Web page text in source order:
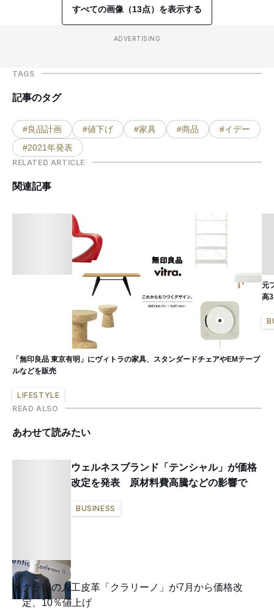
すべての画像（13点）を表示する
ADVERTISING
TAGS
記事のタグ
#良品計画 #値下げ #家具 #商品
#イデー
#2021年発表
RELATED ARTICLE
関連記事
「無印良品 東京有明」にヴィトラの家具、スタンダードチェアやEMテーブ
ルなどを販売
LIFESTYLE
元
高
READ ALSO
あわせて読みたい
ウェルネスブランド「テンシャル」が価格
改定を発表 原材料費高騰などの影響で
BUSINESS
クラレの人工皮革「クラリーノ」が7月から価格改
定、10％値上げ